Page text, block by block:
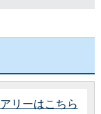
リーはこちら